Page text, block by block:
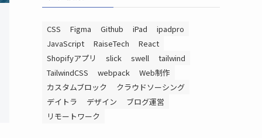
稿
事
CSS Figma Github iPad
ipadpro
JavaScript
RaiseTech
React
Shopifyアプリ
slick swell
tailwind
TailwindCSS
webpack
Web制作
カスタムブロック
クラウドソーシング
デイトラ
デザイン
ブログ運営
リモートワーク